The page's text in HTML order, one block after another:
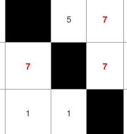
5 7
7 7
1 1